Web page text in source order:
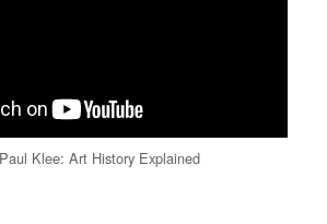
Klee: Art History Explained